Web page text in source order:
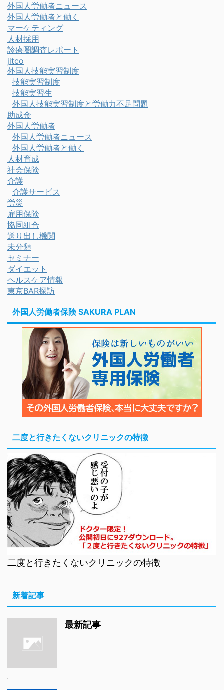
外国人労働者ニュース
外国人労働者と働く
マーケティング
人材採用
診療圏調査レポート
jitco
外国人技能実習制度
技能実習制度
技能実習生
外国人技能実習制度と労働力不足問題
助成金
外国人労働者
外国人労働者ニュース
外国人労働者と働く
人材育成
社会保険
介護
介護サービス
労災
雇用保険
協同組合
送り出し機関
未分類
セミナー
ダイエット
ヘルスケア情報
東京BAR探訪
外国人労働者保険 SAKURA PLAN
二度と行きたくないクリニックの特徴
二度と行きたくないクリニックの特徴
新着記事
最新記事